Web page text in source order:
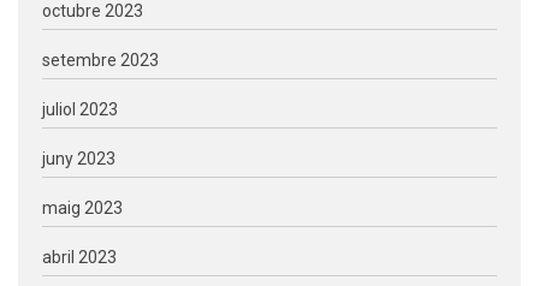
octubre 2023
setembre 2023
juliol 2023
juny 2023
maig 2023
abril 2023